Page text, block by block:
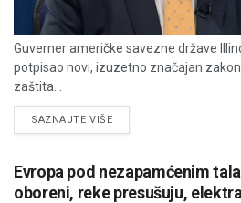
Guverner američke savezne države
potpisao novi, izuzetno značajan
zaštita...
SAZNAJTE VIŠEDETAILS
Evropa pod nezapamćenim
oboreni, reke presušuju,